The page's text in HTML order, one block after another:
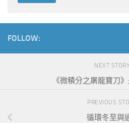
FOLLOW:
NEXT STORY
《微積分之屠龍寶刀
PREVIOUS
循環冬至與